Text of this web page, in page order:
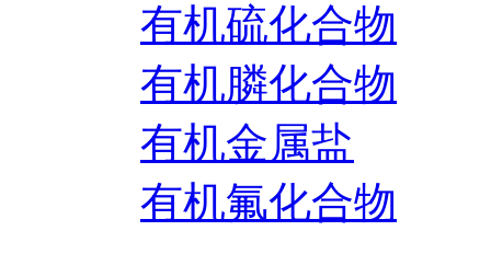
有机硫化合物
有机膦化合物
有机金属盐
有机氟化合物